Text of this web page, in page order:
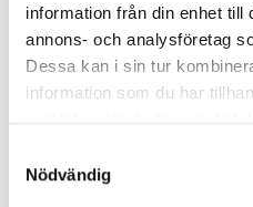
information från din enhet till
annons- och analysföretag
Dessa kan i sin tur
information som du har
Nödvändig